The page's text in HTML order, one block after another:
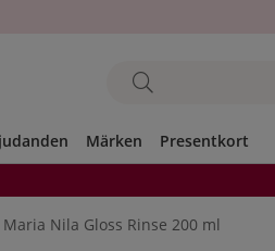
Märken Presentkort
Maria Nila Gloss Rinse 200 ml